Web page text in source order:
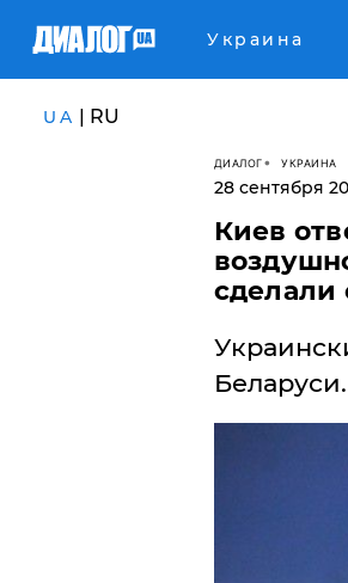
Украина
UA | RU
ДИАЛОГ УКРАИНА
28 сентября
Киев
сделали
Беларуси.